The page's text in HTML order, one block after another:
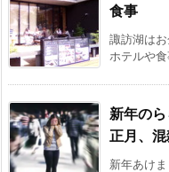
食事
諏訪湖は
ホテルや
新年の
正月、混
新年あけ